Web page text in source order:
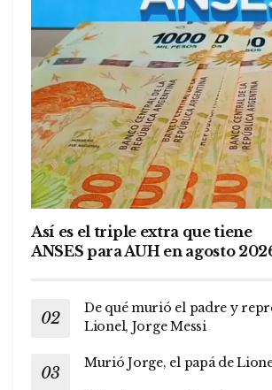
Así es el triple extra que tiene
ANSES para AUH en agosto
De qué murió el padre y
Lionel, Jorge Messi
Murió Jorge, el papá de